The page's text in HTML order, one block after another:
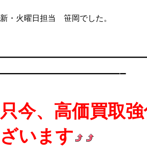
新・火曜日担当 笹岡でした。
——————————–
只今、高価買取
ざいます